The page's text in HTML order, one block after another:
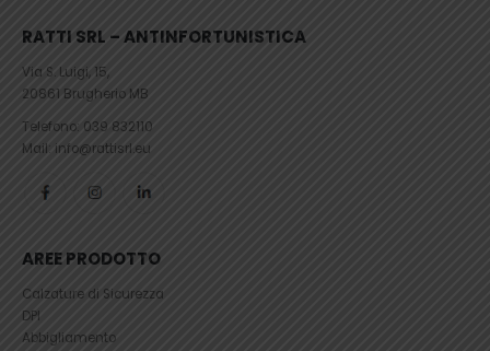
RATTI SRL – ANTINFORTUNISTICA
Via S. Luigi, 15,
20861 Brugherio MB
Telefono: 039 832110
Mail: info@rattisrl.eu
AREE PRODOTTO
Calzature di Sicurezza
DPI
Abbigliamento